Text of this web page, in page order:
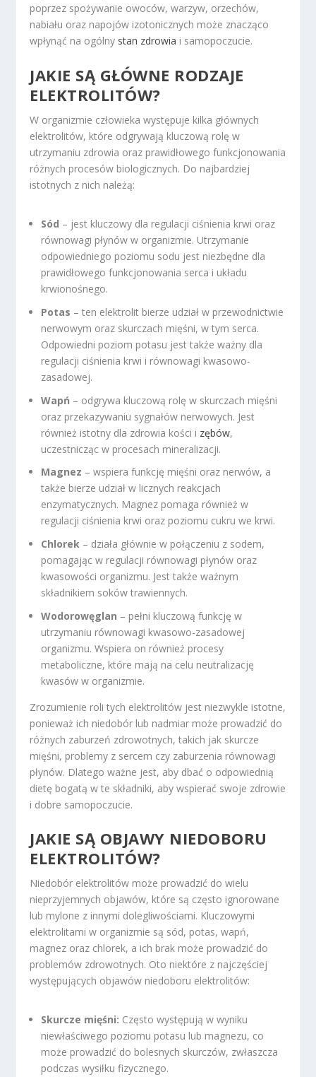
poprzez spożywanie owoców, warzyw, orzechów,
nabiału oraz napojów izotonicznych może znacząco
wpłynąć na ogólny stan zdrowia i samopoczucie.
JAKIE SĄ GŁÓWNE RODZAJE
ELEKTROLITÓW?
W organizmie człowieka występuje kilka głównych
elektrolitów, które odgrywają kluczową rolę w
utrzymaniu zdrowia oraz prawidłowego funkcjonowania
różnych procesów biologicznych. Do najbardziej
istotnych z nich należą:
Sód – jest kluczowy dla regulacji ciśnienia krwi oraz
równowagi płynów w organizmie. Utrzymanie
odpowiedniego poziomu sodu jest niezbędne dla
prawidłowego funkcjonowania serca i układu
krwionośnego.
Potas – ten elektrolit bierze udział w przewodnictwie
nerwowym oraz skurczach mięśni, w tym serca.
Odpowiedni poziom potasu jest także ważny dla
regulacji ciśnienia krwi i równowagi kwasowo-
zasadowej.
Wapń – odgrywa kluczową rolę w skurczach mięśni
oraz przekazywaniu sygnałów nerwowych. Jest
również istotny dla zdrowia kości i zębów,
uczestnicząc w procesach mineralizacji.
Magnez – wspiera funkcję mięśni oraz nerwów, a
także bierze udział w licznych reakcjach
enzymatycznych. Magnez pomaga również w
regulacji ciśnienia krwi oraz poziomu cukru we krwi.
Chlorek – działa głównie w połączeniu z sodem,
pomagając w regulacji równowagi płynów oraz
kwasowości organizmu. Jest także ważnym
składnikiem soków trawiennych.
Wodorowęglan – pełni kluczową funkcję w
utrzymaniu równowagi kwasowo-zasadowej
organizmu. Wspiera on również procesy
metaboliczne, które mają na celu neutralizację
kwasów w organizmie.
Zrozumienie roli tych elektrolitów jest niezwykle istotne,
ponieważ ich niedobór lub nadmiar może prowadzić do
różnych zaburzeń zdrowotnych, takich jak skurcze
mięśni, problemy z sercem czy zaburzenia równowagi
płynów. Dlatego ważne jest, aby dbać o odpowiednią
dietę bogatą w te składniki, aby wspierać swoje zdrowie
i dobre samopoczucie.
JAKIE SĄ OBJAWY NIEDOBORU
ELEKTROLITÓW?
Niedobór elektrolitów może prowadzić do wielu
nieprzyjemnych objawów, które są często ignorowane
lub mylone z innymi dolegliwościami. Kluczowymi
elektrolitami w organizmie są sód, potas, wapń,
magnez oraz chlorek, a ich brak może prowadzić do
problemów zdrowotnych. Oto niektóre z najczęściej
występujących objawów niedoboru elektrolitów:
Skurcze mięśni: Często występują w wyniku
niewłaściwego poziomu potasu lub magnezu, co
może prowadzić do bolesnych skurczów, zwłaszcza
podczas wysiłku fizycznego.